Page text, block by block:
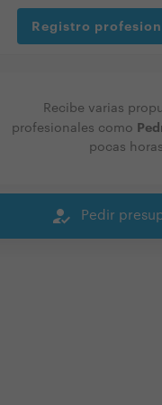
Registro
Recibe varias
profesionales como
pocas
how_to_reg Pedir